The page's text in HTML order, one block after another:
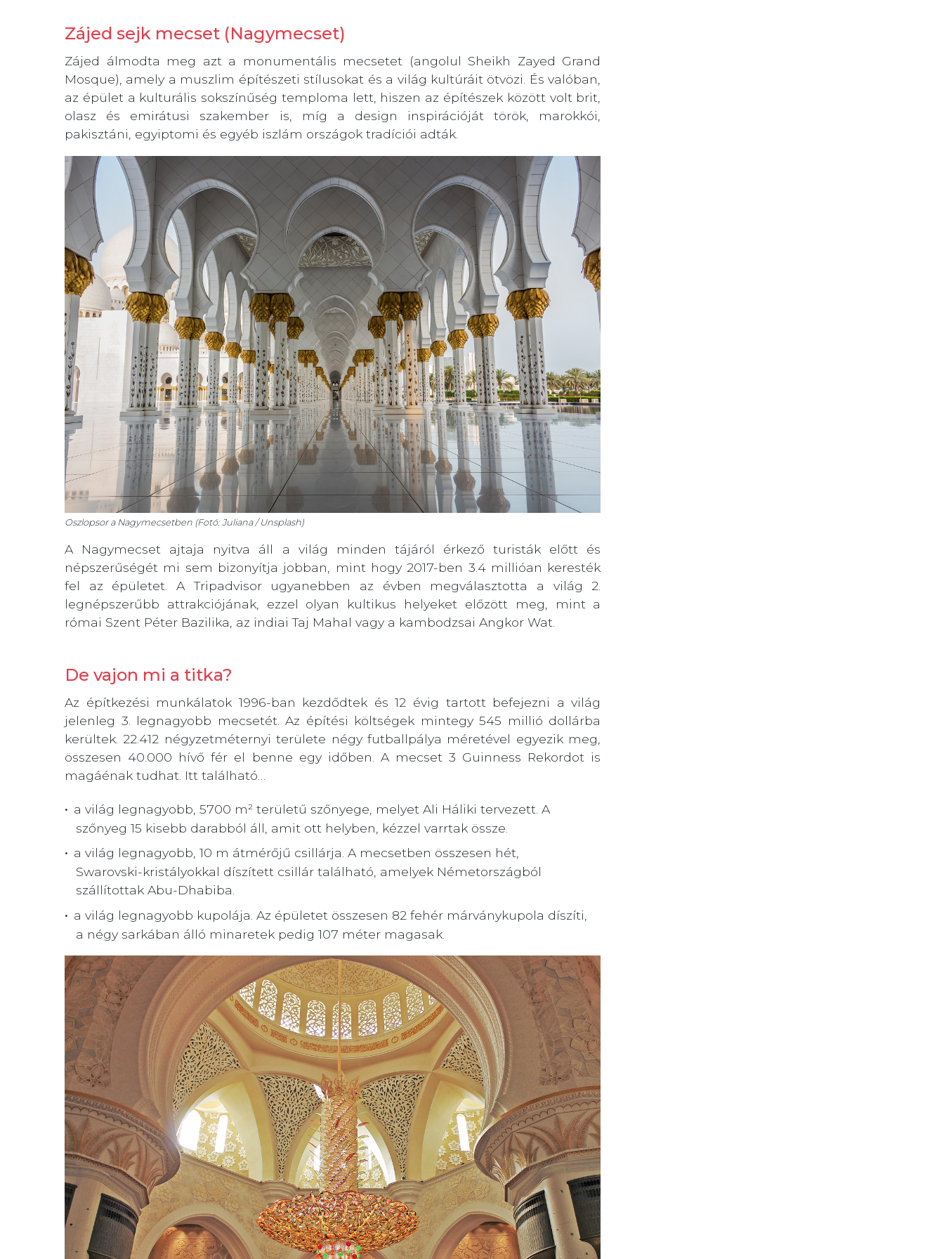
Zájed sejk mecset (Nagymecset)
Zájed álmodta meg azt a monumentális mecsetet (angolul Sheikh Zayed Grand
Mosque), amely a muszlim építészeti stílusokat és a világ kultúráit ötvözi. És valóban,
az épület a kulturális sokszínűség temploma lett, hiszen az építészek között volt brit,
olasz és emirátusi szakember is, míg a design inspirációját török, marokkói,
pakisztáni, egyiptomi és egyéb iszlám országok tradíciói adták.
Oszlopsor a Nagymecsetben (Fotó: Juliana / Unsplash)
A Nagymecset ajtaja nyitva áll a világ minden tájáról érkező turisták előtt és
népszerűségét mi sem bizonyítja jobban, mint hogy 2017-ben 3.4 millióan keresték
fel az épületet. A Tripadvisor ugyanebben az évben megválasztotta a világ 2.
legnépszerűbb attrakciójának, ezzel olyan kultikus helyeket előzött meg, mint a
római Szent Péter Bazilika, az indiai Taj Mahal vagy a kambodzsai Angkor Wat.
De vajon mi a titka?
Az építkezési munkálatok 1996-ban kezdődtek és 12 évig tartott befejezni a világ
jelenleg 3. legnagyobb mecsetét. Az építési költségek mintegy 545 millió dollárba
kerültek. 22.412 négyzetméternyi területe négy futballpálya méretével egyezik meg,
összesen 40.000 hívő fér el benne egy időben. A mecset 3 Guinness Rekordot is
magáénak tudhat. Itt található…
a világ legnagyobb, 5700 m² területű szőnyege, melyet Ali Háliki tervezett. A
szőnyeg 15 kisebb darabból áll, amit ott helyben, kézzel varrtak össze.
a világ legnagyobb, 10 m átmérőjű csillárja. A mecsetben összesen hét,
Swarovski-kristályokkal díszített csillár található, amelyek Németországból
szállítottak Abu-Dhabiba.
a világ legnagyobb kupolája. Az épületet összesen 82 fehér márványkupola díszíti,
a négy sarkában álló minaretek pedig 107 méter magasak.